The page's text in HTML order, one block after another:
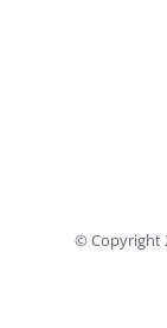
© Copyright